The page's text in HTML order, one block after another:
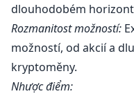
dlouhodobém
Rozmanitost možností:
možností, od akcií a
kryptoměny.
Nhược điểm: